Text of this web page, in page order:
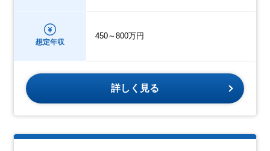
想定年収
450～800万円
詳しく見る